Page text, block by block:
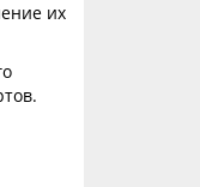
их